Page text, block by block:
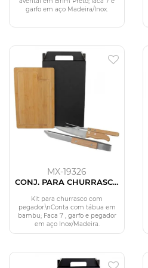
garfo em aço Madeira/Inox.
MX-19326
CONJ. PARA CHURRASCO
Kit para churrasco com
pegador.\nConta com tábua em
bambu; Faca 7 , garfo e pegador
em aço Inox/Madeira.